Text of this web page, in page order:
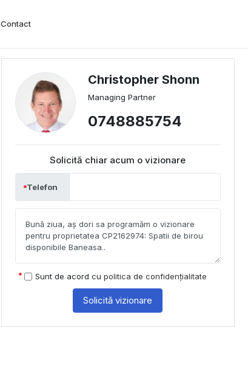
Contact
Christopher Shonn
Managing Partner
0748885754
Solicită chiar acum o vizionare
Telefon
Sunt de acord cu politica de confidențialitate
Solicită vizionare